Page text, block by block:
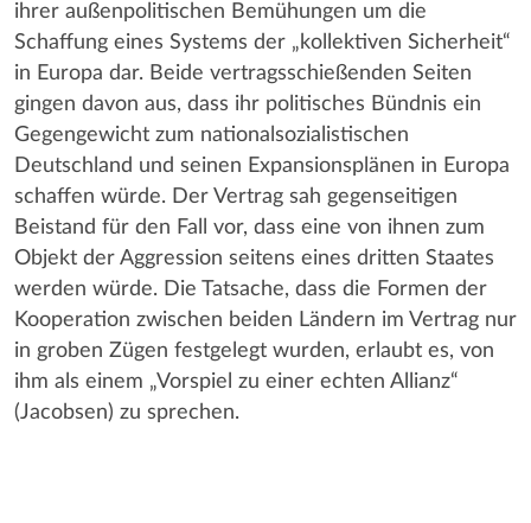
ihrer außenpolitischen Bemühungen um die
Schaffung eines Systems der „kollektiven Sicherheit“
in Europa dar. Beide vertragsschießenden Seiten
gingen davon aus, dass ihr politisches Bündnis ein
Gegengewicht zum nationalsozialistischen
Deutschland und seinen Expansionsplänen in Europa
schaffen würde. Der Vertrag sah gegenseitigen
Beistand für den Fall vor, dass eine von ihnen zum
Objekt der Aggression seitens eines dritten Staates
werden würde. Die Tatsache, dass die Formen der
Kooperation zwischen beiden Ländern im Vertrag nur
in groben Zügen festgelegt wurden, erlaubt es, von
ihm als einem „Vorspiel zu einer echten Allianz“
(Jacobsen) zu sprechen.